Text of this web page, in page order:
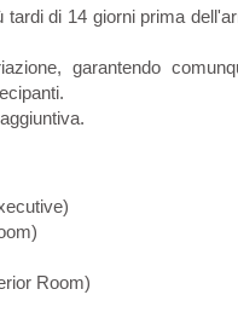
di 14 giorni prima
garantendo
Room)